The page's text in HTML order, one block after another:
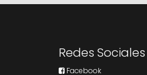
Redes Sociales
Facebook